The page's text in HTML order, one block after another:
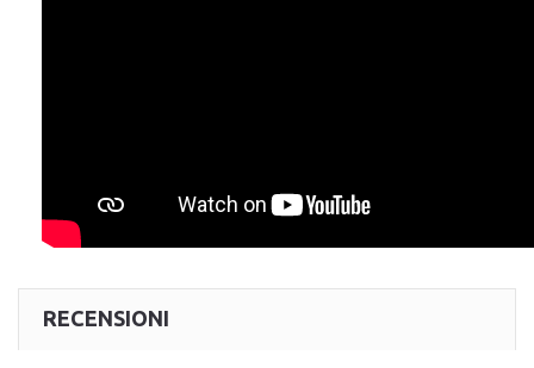
RECENSIONI